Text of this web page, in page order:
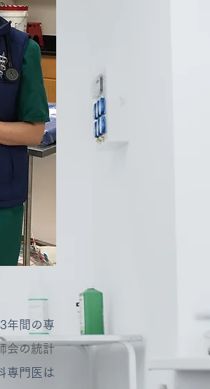
年間の専
会の統計
専門医は